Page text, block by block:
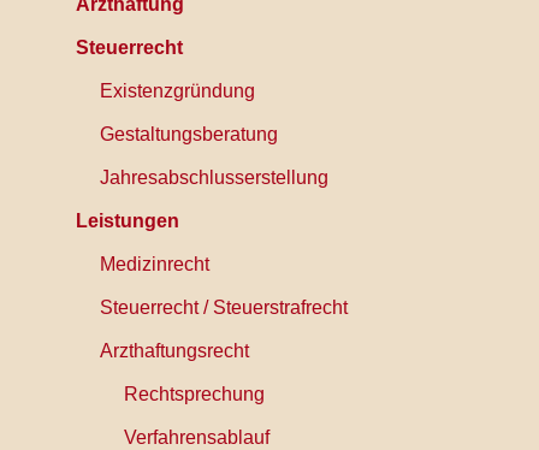
Arzthaftung
Steuerrecht
Existenzgründung
Gestaltungsberatung
Jahresabschlusserstellung
Leistungen
Medizinrecht
Steuerrecht / Steuerstrafrecht
Arzthaftungsrecht
Rechtsprechung
Verfahrensablauf